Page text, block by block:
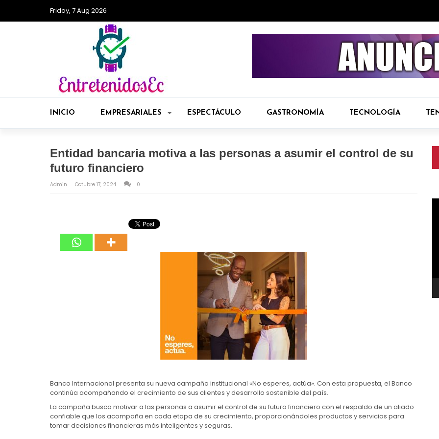
Friday, 7 Aug 2026
INICIO EMPRESARIALES ESPECTÁCULO GASTRONOMÍA TECNOLOGÍA
Entidad bancaria motiva a las personas a asumir el control de su
futuro financiero
Admin Octubre 17, 2024 0
Banco Internacional presenta su nueva campaña institucional «No esperes, actúa». Con esta propuesta, el Banco
continúa acompañando el crecimiento de sus clientes y desarrollo sostenible del país.
La campaña busca motivar a las personas a asumir el control de su futuro financiero con el respaldo de un aliado
confiable que los acompaña en cada etapa de su crecimiento, proporcionándoles productos y servicios para
tomar decisiones financieras más inteligentes y seguras.